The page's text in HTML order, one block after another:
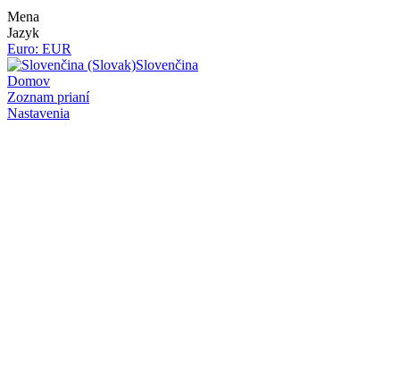
Mena
Jazyk
Euro: EUR
Slovenčina
Domov
Zoznam prianí
Nastavenia